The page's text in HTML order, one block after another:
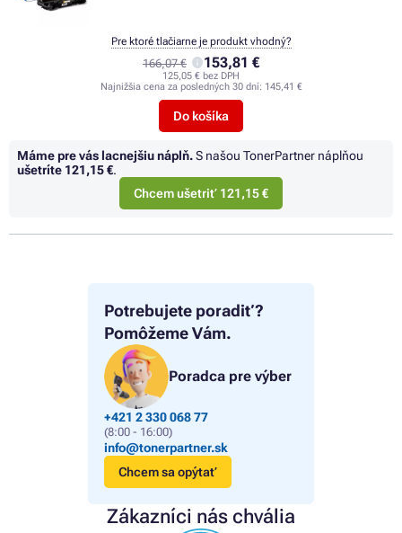
Potrebujete poradiť?
Pomôžeme Vám.
Poradca pre výber
+421 2 330 068 77
(8:00 - 16:00)
info@tonerpartner.sk
Chcem sa opýtať
Zákazníci nás chvália
166,07 € 153,81 €
125,05 € bez DPH
Najnižšia cena za posledných 30 dní: 145,41 €
Do košíka
Pre ktoré tlačiarne je produkt vhodný?
Máme pre vás lacnejšiu náplň.S našou TonerPartner náplňou
ušetríte 121,15 €.
Chcem ušetriť 121,15 €